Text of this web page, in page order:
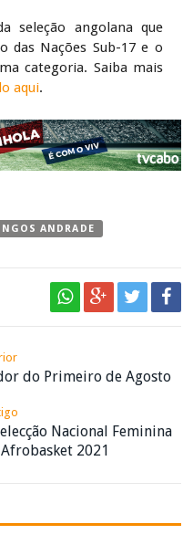
seleção angolana que
das Nações Sub-17 e o
categoria. Saiba mais
aqui.
ANDRADE
do Primeiro de Agosto
Nacional Feminina
2021